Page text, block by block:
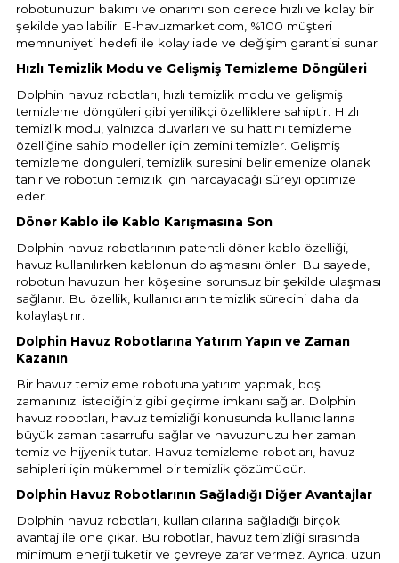
robotunuzun bakımı ve onarımı son derece hızlı ve kolay bir
şekilde yapılabilir. E-havuzmarket.com, %100 müşteri
memnuniyeti hedefi ile kolay iade ve değişim garantisi sunar.
Hızlı Temizlik Modu ve Gelişmiş Temizleme Döngüleri
Dolphin havuz robotları, hızlı temizlik modu ve gelişmiş
temizleme döngüleri gibi yenilikçi özelliklere sahiptir. Hızlı
temizlik modu, yalnızca duvarları ve su hattını temizleme
özelliğine sahip modeller için zemini temizler. Gelişmiş
temizleme döngüleri, temizlik süresini belirlemenize olanak
tanır ve robotun temizlik için harcayacağı süreyi optimize
eder.
Döner Kablo ile Kablo Karışmasına Son
Dolphin havuz robotlarının patentli döner kablo özelliği,
havuz kullanılırken kablonun dolaşmasını önler. Bu sayede,
robotun havuzun her köşesine sorunsuz bir şekilde ulaşması
sağlanır. Bu özellik, kullanıcıların temizlik sürecini daha da
kolaylaştırır.
Dolphin Havuz Robotlarına Yatırım Yapın ve Zaman
Kazanın
Bir havuz temizleme robotuna yatırım yapmak, boş
zamanınızı istediğiniz gibi geçirme imkanı sağlar. Dolphin
havuz robotları, havuz temizliği konusunda kullanıcılarına
büyük zaman tasarrufu sağlar ve havuzunuzu her zaman
temiz ve hijyenik tutar. Havuz temizleme robotları, havuz
sahipleri için mükemmel bir temizlik çözümüdür.
Dolphin Havuz Robotlarının Sağladığı Diğer Avantajlar
Dolphin havuz robotları, kullanıcılarına sağladığı birçok
avantaj ile öne çıkar. Bu robotlar, havuz temizliği sırasında
minimum enerji tüketir ve çevreye zarar vermez. Ayrıca, uzun